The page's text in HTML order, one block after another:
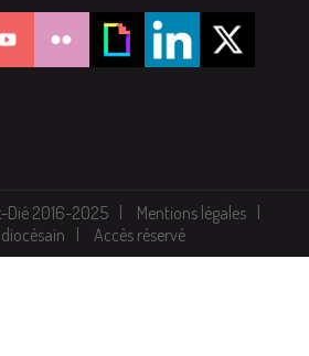
Dié 2016-2025
Mentions légales
Accès réservé